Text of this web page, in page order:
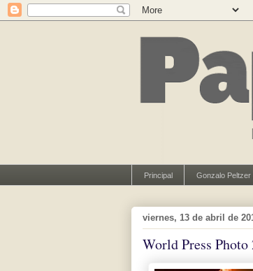
Principal Gonzalo Peltzer
viernes, 13 de abril de
World Press Photo